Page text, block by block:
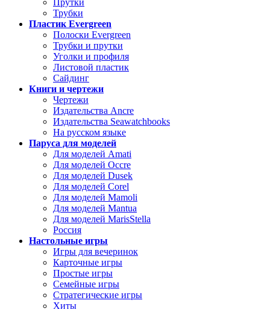
Прутки
Трубки
Пластик Evergreen
Полоски Evergreen
Трубки и прутки
Уголки и профиля
Листовой пластик
Сайдинг
Книги и чертежи
Чертежи
Издательства Ancre
Издательства Seawatchbooks
На русском языке
Паруса для моделей
Для моделей Amati
Для моделей Occre
Для моделей Dusek
Для моделей Corel
Для моделей Mamoli
Для моделей Mantua
Для моделей MarisStella
Россия
Настольные игры
Игры для вечеринок
Карточные игры
Простые игры
Семейные игры
Стратегические игры
Хиты